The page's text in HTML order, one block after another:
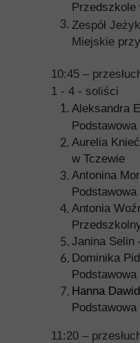
Przedszkole
Zespół
Miejskie
10:45 –
1 - 4 - soliści
Aleksandra
Podstawowa
Aurelia
w Tczewie
Antonina
Antonia
Janina Selin
Dominika
Hanna
11:20 –